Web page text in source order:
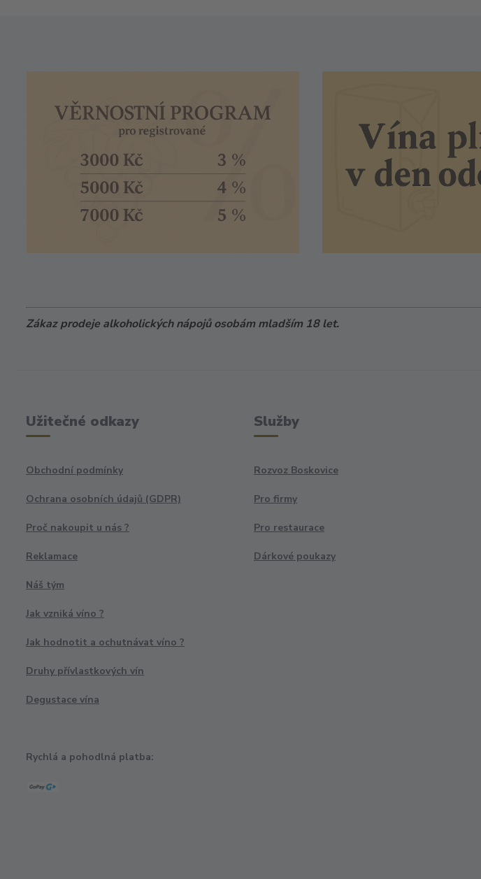
Zákaz prodeje alkoholických nápojů osobám mladším 18 let.
Užitečné odkazy
Obchodní podmínky
Ochrana osobních údajů (GDPR)
Proč nakoupit u nás ?
Reklamace
Náš tým
Jak vzniká víno ?
Jak hodnotit a ochutnávat víno ?
Druhy přívlastkových vín
Degustace vína
Rychlá a pohodlná platba:
Služby
Rozvoz Boskovice
Pro firmy
Pro restaurace
Dárkové poukazy